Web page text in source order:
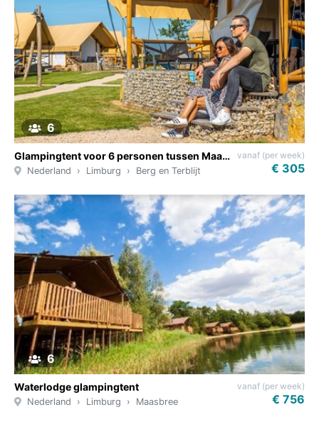
6
Glampingtent voor 6 personen tussen Maastricht en Valkenburg
Nederland Limburg Berg en Terblijt
vanaf (per week)
€ 305
6
Waterlodge glampingtent
Nederland Limburg Maasbree
vanaf (per week)
€ 756